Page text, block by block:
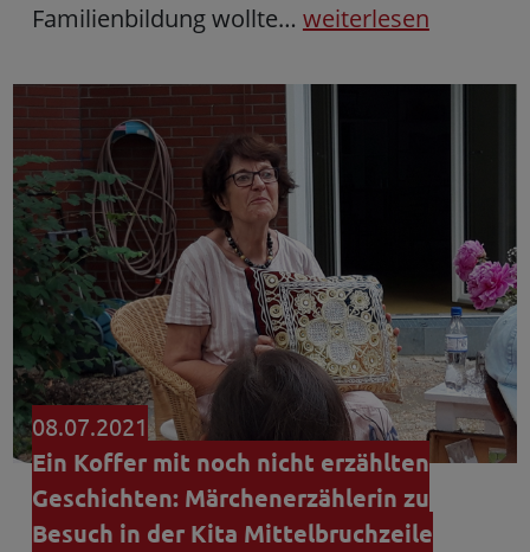
Familienbildung wollte… weiterlesen
08.07.2021
Ein Koffer mit noch nicht erzählten
Geschichten: Märchenerzählerin zu
Besuch in der Kita Mittelbruchzeile